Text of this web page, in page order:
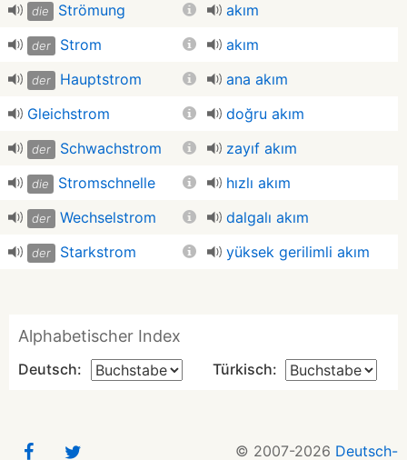
die Strömung akım
der Strom akım
der Hauptstrom
ana akım
Gleichstrom
doğru akım
der Schwachstrom zayıf akım
die Stromschnelle hızlı akım
der Wechselstrom dalgalı akım
der Starkstrom yüksek gerilimli akım
Alphabetischer Index
Deutsch: Türkisch:
© 2007-2026 Deutsch-